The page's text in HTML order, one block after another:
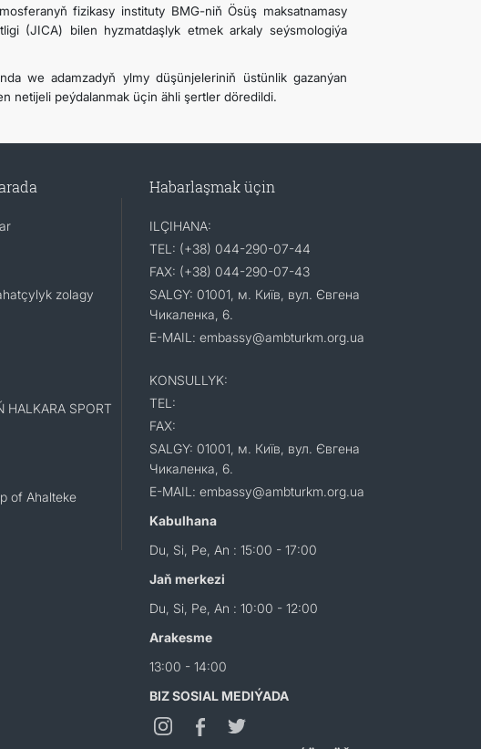
fizikasy instituty BMG-niň Ösüş maksatnamasy
(JICA) bilen hyzmatdaşlyk etmek arkaly seýsmologiýa
we adamzadyň ylmy düşünjeleriniň üstünlik gazanýan
netijeli peýdalanmak üçin ähli şertler döredildi.
zolagy
HALKARA SPORT
of Ahalteke
Habarlaşmak üçin
ILÇIHANA:
TEL: (+38) 044-290-07-44
FAX: (+38) 044-290-07-43
SALGY: 01001, м. Київ, вул. Євгена
Чикаленка, 6.
E-MAIL: embassy@ambturkm.org.ua
KONSULLYK:
TEL:
FAX:
SALGY: 01001, м. Київ, вул. Євгена
Чикаленка, 6.
E-MAIL: embassy@ambturkm.org.ua
Kabulhana
Du, Si, Pe, An : 15:00 - 17:00
Jaň merkezi
Du, Si, Pe, An : 10:00 - 12:00
Arakesme
13:00 - 14:00
BIZ SOSIAL MEDIÝADA